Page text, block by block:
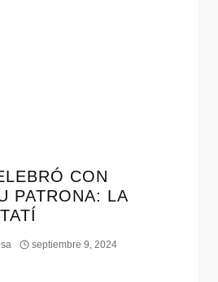
CON
PATRONA: LA
septiembre 9, 2024